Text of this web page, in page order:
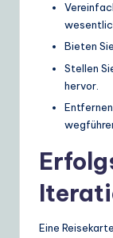
Bieten
Stellen
hervor.
Eine